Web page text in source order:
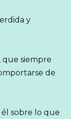
y
que siempre
de
sobre lo que